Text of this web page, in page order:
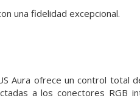
una fidelidad excepcional.
Aura ofrece un control total
a los conectores RGB